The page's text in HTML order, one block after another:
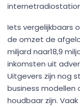
Iets vergelijkbaars
de omzet de
miljard naar18,9
inkomsten uit
Uitgevers zijn nog
business modellen
houdbaar zijn.